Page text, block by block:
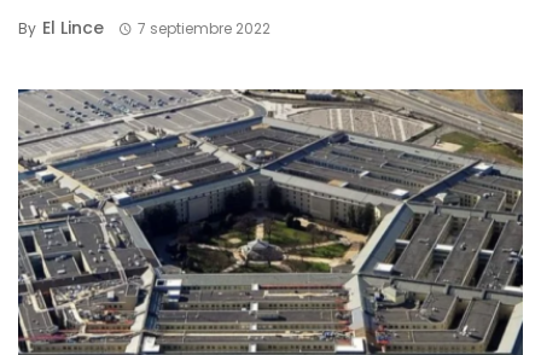
By El Lince 7 septiembre 2022